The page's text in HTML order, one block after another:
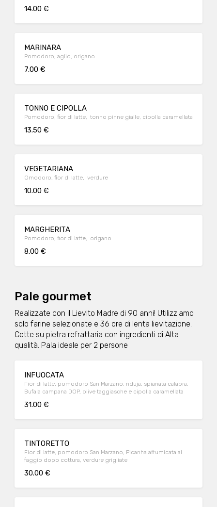
14.00 €
MARINARA
Pomodoro, aglio, origano
7.00 €
TONNO E CIPOLLA
Pomodoro, fior di latte, tonno pinne gialle, cipolla caramellata
13.50 €
VEGETARIANA
Omodoro, fior di latte, verdure
10.00 €
MARGHERITA
Pomodoro, fior di latte, origano
8.00 €
Pale gourmet
Realizzate con il Lievito Madre di 90 anni! Utilizziamo
solo farine selezionate e 36 ore di lenta lievitazione.
Cotte su pietra refrattaria con ingredienti di Alta
qualità. Pala ideale per 2 persone
INFUOCATA
Fior di latte, pomodoro San Marzano, nduja, spianata calabra,
Bufala campana DOP, olive taggiasche e cipolla caramellata
31.00 €
TINTORETTO
Fior di latte, pomodoro San Marzano, Picanha affumicata al
faggio dopo cottura, verdure grigliate
30.00 €